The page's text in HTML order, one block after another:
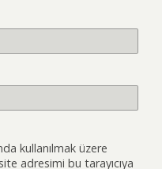
kullanılmak üzere
adresimi bu tarayıcıya